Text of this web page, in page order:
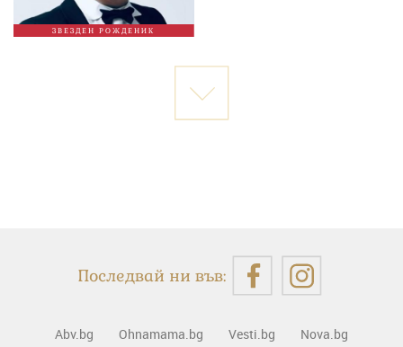
ЗВЕЗДЕН РОЖДЕНИК
Последвай ни във:
Abv.bg Ohnamama.bg Vesti.bg
Nova.bg